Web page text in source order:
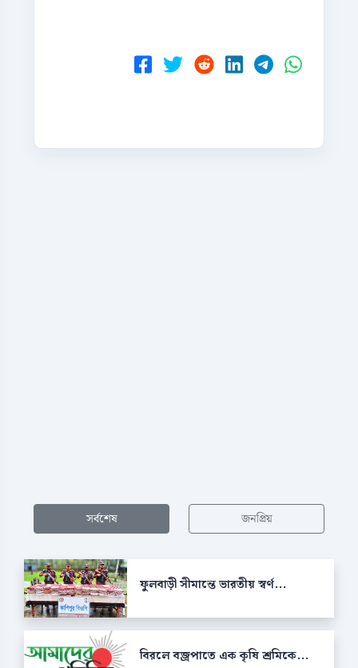
সর্বশেষ জনপ্রিয়
ফুলবাড়ী সীমান্তে ভারতীয় স্বর্ণ...
বিরলে বজ্রপাতে এক কৃষি শ্রমিকে...